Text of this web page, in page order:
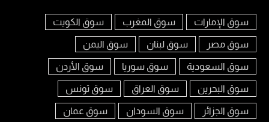
سوق الإمارات سوق المغرب سوق الكويت
سوق مصر سوق لبنان سوق اليمن
سوق السعودية سوق سوريا سوق الأردن
سوق البحرين سوق العراق سوق تونس
سوق الجزائر سوق السودان سوق عمان